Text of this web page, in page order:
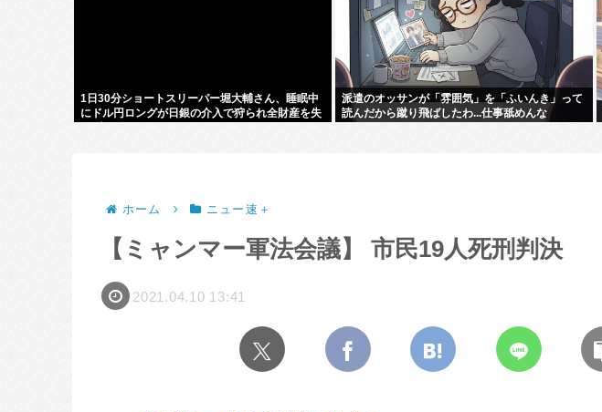
1日30分ショートスリーパー堀大輔さん、睡眠中
にドル円ロングが日銀の介入で狩られ全財産を失
派遣のオッサンが「雰囲気」を「ふいんき」って
読んだから蹴り飛ばしたわ...仕事舐めんな
ホーム ニュー速＋
【ミャンマー軍法会議】 市民19人死刑判決
2021.04.10 13:41